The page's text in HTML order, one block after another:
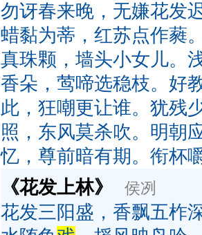
勿讶春来晚，无嫌花发
蜡黏为蒂，红苏点作蕤
真珠颗，墙头小女儿。
香朵，莺啼选稳枝。好
此，狂嘲更让谁。犹残
照，东风莫杀吹。明朝
忆，尊前暗有期。衔杯
《花发上林》
侯冽
花发三阳盛，香飘五柞